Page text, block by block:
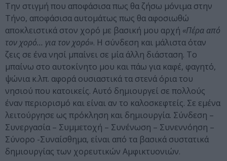
Την στιγμή που αποφάσισα πως θα ζήσω μόνιμα στην
Τήνο, αποφάσισα αυτομάτως πως θα αφοσιωθώ
αποκλειστικά στον χορό με βασική μου αρχή «Πέρα από
τον χορό… για τον χορό». Η σύνδεση και μάλιστα όταν
ζεις σε ένα νησί μπαίνει σε μία άλλη διάσταση. Το
μπαίνω στο αυτοκίνητο μου και πάω για καφέ, φαγητό,
ψώνια κ.λπ. αφορά ουσιαστικά τα στενά όρια του
νησιού που κατοικείς. Αυτό δημιουργεί σε πολλούς
έναν περιορισμό και είναι αν το καλοσκεφτείς. Σε εμένα
λειτούργησε ως πρόκληση και δημιουργία. Σύνδεση –
Συνεργασία – Συμμετοχή – Συνένωση – Συνεννόηση –
Σύνορο -Συναίσθημα, είναι από τα βασικά συστατικά
δημιουργίας των χορευτικών Αμφικτυονιών.